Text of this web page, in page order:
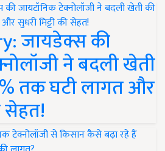
जायडेक्स की
ने बदली खेती
तक घटी लागत और
सेहत!